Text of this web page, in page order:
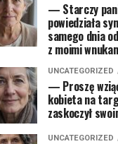
— Starczy
powiedziała
samego dnia
z moimi
UNCATEGORIZED
— Proszę
kobieta na
zaskoczył
UNCATEGORIZED